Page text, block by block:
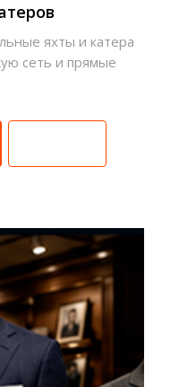
яхты и катера
сеть и прямые